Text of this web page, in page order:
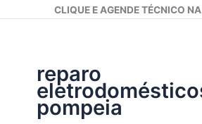
CLIQUE E AGENDE TÉCNICO
reparo
pompeia